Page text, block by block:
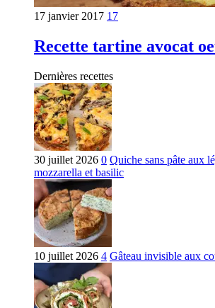
17 janvier 2017 17
Recette tartine avocat
Dernières recettes
30 juillet 2026 0 Quiche sans pâte aux
mozzarella et basilic
10 juillet 2026 4 Gâteau invisible aux